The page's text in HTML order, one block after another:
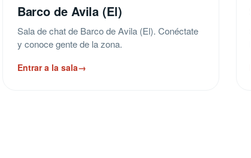
Barco de Avila (El)
Sala de chat de Barco de Avila (El). Conéctate
y conoce gente de la zona.
Entrar a la sala→